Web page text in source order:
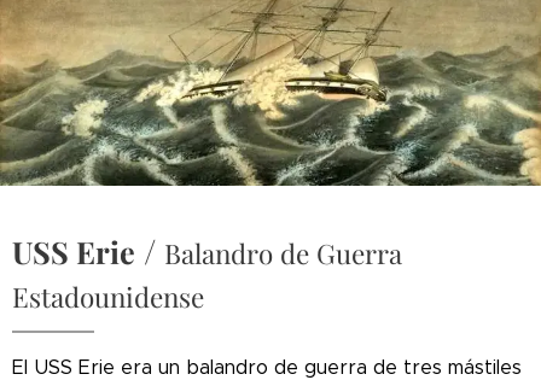
USS Erie / Balandro de Guerra
Estadounidense
El USS Erie era un balandro de guerra de tres mástiles